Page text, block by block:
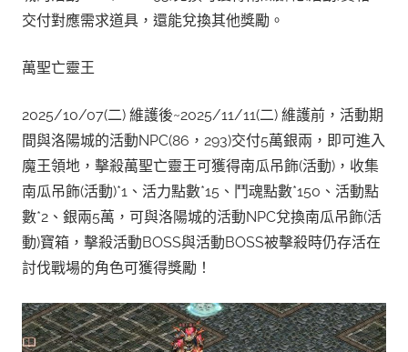
交付對應需求道具，還能兌換其他獎勵。
萬聖亡靈王
2025/10/07(二) 維護後~2025/11/11(二) 維護前，活動期
間與洛陽城的活動NPC(86，293)交付5萬銀兩，即可進入
魔王領地，擊殺萬聖亡靈王可獲得南瓜吊飾(活動)，收集
南瓜吊飾(活動)*1、活力點數*15、鬥魂點數*150、活動點
數*2、銀兩5萬，可與洛陽城的活動NPC兌換南瓜吊飾(活
動)寶箱，擊殺活動BOSS與活動BOSS被擊殺時仍存活在
討伐戰場的角色可獲得獎勵！